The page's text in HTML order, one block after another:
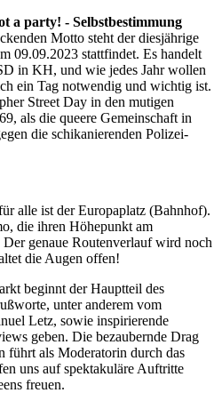
a party! - Selbstbestimmung
Motto steht der diesjährige
09.09.2023 stattfindet. Es handelt
in KH, und wie jedes Jahr wollen
ein Tag notwendig und wichtig ist.
Street Day in den mutigen
als die queere Gemeinschaft in
die schikanierenden Polizei-
alle ist der Europaplatz (Bahnhof).
die ihren Höhepunkt am
genaue Routenverlauf wird noch
die Augen offen!
beginnt der Hauptteil des
unter anderem vom
Letz, sowie inspirierende
geben. Die bezaubernde Drag
führt als Moderatorin durch das
uns auf spektakuläre Auftritte
freuen.